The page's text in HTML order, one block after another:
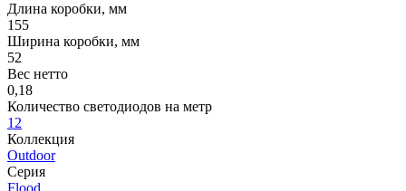
Длина коробки, мм
155
Ширина коробки, мм
52
Вес нетто
0,18
Количество светодиодов на метр
12
Коллекция
Outdoor
Серия
Flood